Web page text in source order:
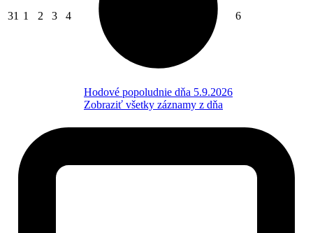
31 1 2 3 4
Hodové popoludnie dňa 5.9.2026
Zobraziť všetky záznamy z dňa
6